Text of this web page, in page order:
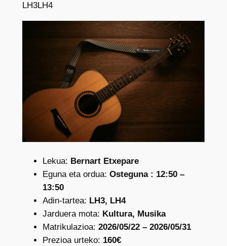
LH3LH4
Lekua: Bernart Etxepare
Eguna eta ordua: Osteguna : 12:50 –
13:50
Adin-tartea: LH3, LH4
Jarduera mota: Kultura, Musika
Matrikulazioa: 2026/05/22 – 2026/05/31
Prezioa urteko: 160€